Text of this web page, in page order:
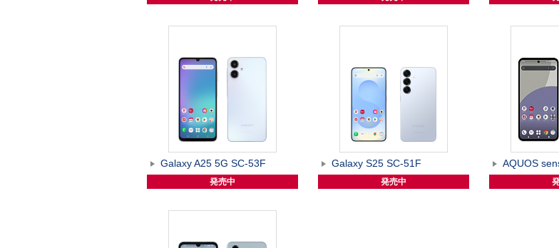
Galaxy A25 5G SC-53F
発売中
Galaxy S25 SC-51F
発売中
AQUOS